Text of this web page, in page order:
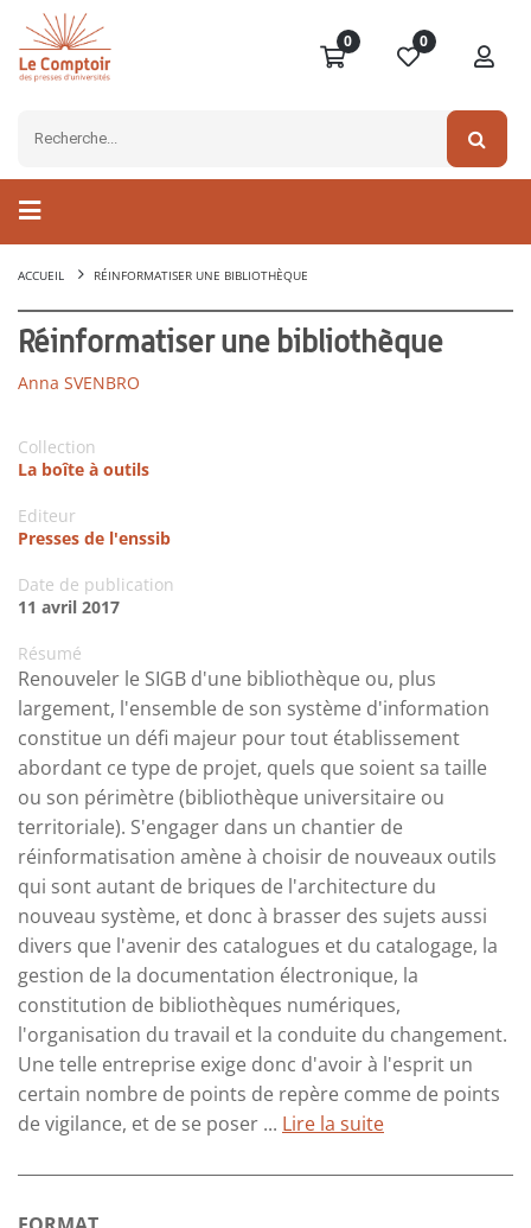
0 0
ACCUEIL RÉINFORMATISER UNE BIBLIOTHÈQUE
Réinformatiser une bibliothèque
Anna SVENBRO
Collection
La boîte à outils
Editeur
Presses de l'enssib
Date de publication
11 avril 2017
Résumé
Renouveler le SIGB d'une bibliothèque ou, plus
largement, l'ensemble de son système d'information
constitue un défi majeur pour tout établissement
abordant ce type de projet, quels que soient sa taille
ou son périmètre (bibliothèque universitaire ou
territoriale). S'engager dans un chantier de
réinformatisation amène à choisir de nouveaux outils
qui sont autant de briques de l'architecture du
nouveau système, et donc à brasser des sujets aussi
divers que l'avenir des catalogues et du catalogage, la
gestion de la documentation électronique, la
constitution de bibliothèques numériques,
l'organisation du travail et la conduite du changement.
Une telle entreprise exige donc d'avoir à l'esprit un
certain nombre de points de repère comme de points
de vigilance, et de se poser ... Lire la suite